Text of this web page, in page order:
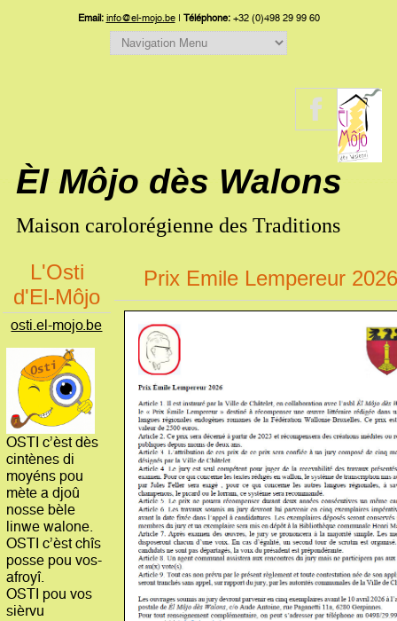
Email: info@el-mojo.be| Téléphone:+32 (0)498 29 99 60
Èl Môjo dès Walons
Maison carolorégienne des Traditions
L'Osti
d'El-Môjo
osti.el-mojo.be
OSTI c’èst dès
cintènes di
moyéns pou
mète a djoû
nosse bèle
linwe walone.
OSTI c’èst chîs
posse pou vos-
afroyî.
OSTI pou vos
sièrvu
Prix Emile Lempereur 2026